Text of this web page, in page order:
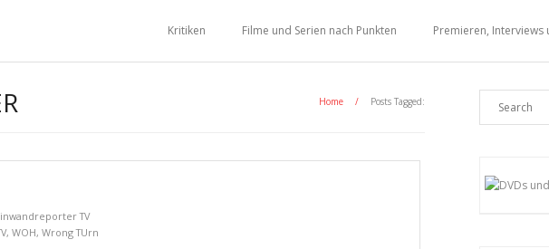
Kritiken Filme und Serien nach Punkten Premieren, Interviews
Home / Posts Tagged:
TV
, WOH, Wrong TUrn